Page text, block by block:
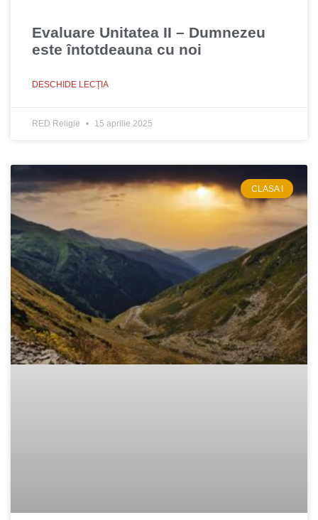
Evaluare Unitatea II – Dumnezeu
este întotdeauna cu noi
DESCHIDE LECȚIA
RED Religie 15 aprilie 2025
CLASA I